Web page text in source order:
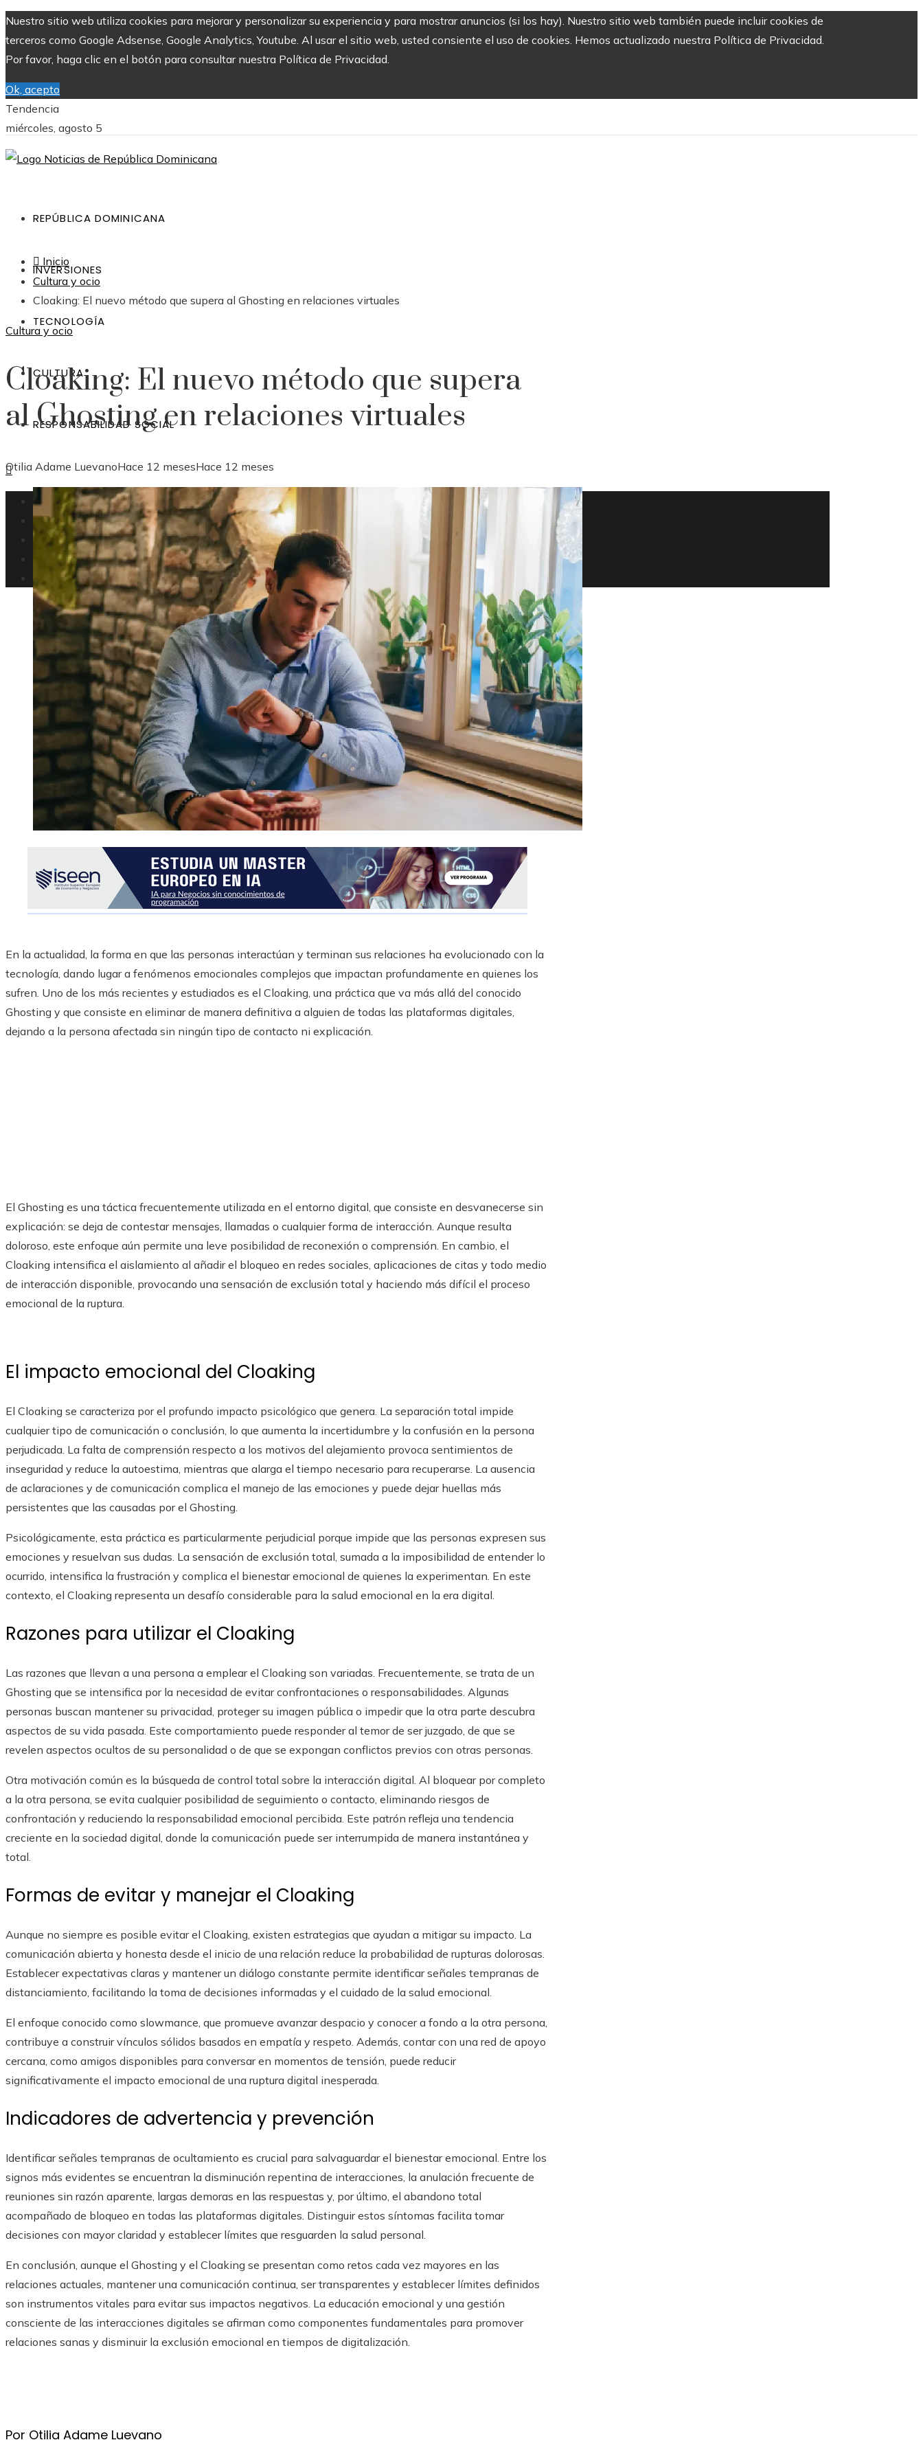
Nuestro sitio web utiliza cookies para mejorar y personalizar su experiencia y para mostrar anuncios (si los hay). Nuestro sitio web también puede incluir cookies de
terceros como Google Adsense, Google Analytics, Youtube. Al usar el sitio web, usted consiente el uso de cookies. Hemos actualizado nuestra Política de Privacidad.
Por favor, haga clic en el botón para consultar nuestra Política de Privacidad.
Ok, acepto
Tendencia
miércoles, agosto 5
REPÚBLICA DOMINICANA
INVERSIONES
TECNOLOGÍA
CULTURA
RESPONSABILIDAD SOCIAL
República Dominicana
Inversiones
Tecnología
Cultura
Responsabilidad social
Inicio
Cultura y ocio
Cloaking: El nuevo método que supera al Ghosting en relaciones virtuales
Cultura y ocio
Cloaking: El nuevo método que supera
al Ghosting en relaciones virtuales
Otilia Adame LuevanoHace 12 mesesHace 12 meses
En la actualidad, la forma en que las personas interactúan y terminan sus relaciones ha evolucionado con la
tecnología, dando lugar a fenómenos emocionales complejos que impactan profundamente en quienes los
sufren. Uno de los más recientes y estudiados es el Cloaking, una práctica que va más allá del conocido
Ghosting y que consiste en eliminar de manera definitiva a alguien de todas las plataformas digitales,
dejando a la persona afectada sin ningún tipo de contacto ni explicación.
El Ghosting es una táctica frecuentemente utilizada en el entorno digital, que consiste en desvanecerse sin
explicación: se deja de contestar mensajes, llamadas o cualquier forma de interacción. Aunque resulta
doloroso, este enfoque aún permite una leve posibilidad de reconexión o comprensión. En cambio, el
Cloaking intensifica el aislamiento al añadir el bloqueo en redes sociales, aplicaciones de citas y todo medio
de interacción disponible, provocando una sensación de exclusión total y haciendo más difícil el proceso
emocional de la ruptura.
El impacto emocional del Cloaking
El Cloaking se caracteriza por el profundo impacto psicológico que genera. La separación total impide
cualquier tipo de comunicación o conclusión, lo que aumenta la incertidumbre y la confusión en la persona
perjudicada. La falta de comprensión respecto a los motivos del alejamiento provoca sentimientos de
inseguridad y reduce la autoestima, mientras que alarga el tiempo necesario para recuperarse. La ausencia
de aclaraciones y de comunicación complica el manejo de las emociones y puede dejar huellas más
persistentes que las causadas por el Ghosting.
Psicológicamente, esta práctica es particularmente perjudicial porque impide que las personas expresen sus
emociones y resuelvan sus dudas. La sensación de exclusión total, sumada a la imposibilidad de entender lo
ocurrido, intensifica la frustración y complica el bienestar emocional de quienes la experimentan. En este
contexto, el Cloaking representa un desafío considerable para la salud emocional en la era digital.
Razones para utilizar el Cloaking
Las razones que llevan a una persona a emplear el Cloaking son variadas. Frecuentemente, se trata de un
Ghosting que se intensifica por la necesidad de evitar confrontaciones o responsabilidades. Algunas
personas buscan mantener su privacidad, proteger su imagen pública o impedir que la otra parte descubra
aspectos de su vida pasada. Este comportamiento puede responder al temor de ser juzgado, de que se
revelen aspectos ocultos de su personalidad o de que se expongan conflictos previos con otras personas.
Otra motivación común es la búsqueda de control total sobre la interacción digital. Al bloquear por completo
a la otra persona, se evita cualquier posibilidad de seguimiento o contacto, eliminando riesgos de
confrontación y reduciendo la responsabilidad emocional percibida. Este patrón refleja una tendencia
creciente en la sociedad digital, donde la comunicación puede ser interrumpida de manera instantánea y
total.
Formas de evitar y manejar el Cloaking
Aunque no siempre es posible evitar el Cloaking, existen estrategias que ayudan a mitigar su impacto. La
comunicación abierta y honesta desde el inicio de una relación reduce la probabilidad de rupturas dolorosas.
Establecer expectativas claras y mantener un diálogo constante permite identificar señales tempranas de
distanciamiento, facilitando la toma de decisiones informadas y el cuidado de la salud emocional.
El enfoque conocido como slowmance, que promueve avanzar despacio y conocer a fondo a la otra persona,
contribuye a construir vínculos sólidos basados en empatía y respeto. Además, contar con una red de apoyo
cercana, como amigos disponibles para conversar en momentos de tensión, puede reducir
significativamente el impacto emocional de una ruptura digital inesperada.
Indicadores de advertencia y prevención
Identificar señales tempranas de ocultamiento es crucial para salvaguardar el bienestar emocional. Entre los
signos más evidentes se encuentran la disminución repentina de interacciones, la anulación frecuente de
reuniones sin razón aparente, largas demoras en las respuestas y, por último, el abandono total
acompañado de bloqueo en todas las plataformas digitales. Distinguir estos síntomas facilita tomar
decisiones con mayor claridad y establecer límites que resguarden la salud personal.
En conclusión, aunque el Ghosting y el Cloaking se presentan como retos cada vez mayores en las
relaciones actuales, mantener una comunicación continua, ser transparentes y establecer límites definidos
son instrumentos vitales para evitar sus impactos negativos. La educación emocional y una gestión
consciente de las interacciones digitales se afirman como componentes fundamentales para promover
relaciones sanas y disminuir la exclusión emocional en tiempos de digitalización.
Por Otilia Adame Luevano